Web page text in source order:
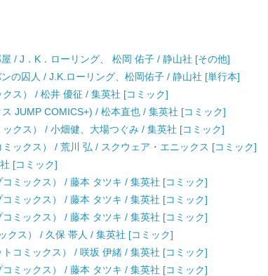
/ J．K．ローリング、 松岡 佑子 / 静山社 [その他]
の囚人 / J.K.ローリング、松岡佑子 / 静山社 [単行本]
ス） / 松井 優征 / 集英社 [コミック]
JUMP COMICS+) / 松本直也 / 集英社 [コミック]
クス） / 小畑健、大場つぐみ / 集英社 [コミック]
ックス） / 荒川 弘 / スクウェア・エニックス [コミック]
[コミック]
ミックス） / 藤本 タツキ / 集英社 [コミック]
ミックス） / 藤本 タツキ / 集英社 [コミック]
ミックス） / 藤本 タツキ / 集英社 [コミック]
クス） / 久保 帯人 / 集英社 [コミック]
コミックス） / 咲坂 伊緒 / 集英社 [コミック]
ミックス） / 藤本 タツキ / 集英社 [コミック]